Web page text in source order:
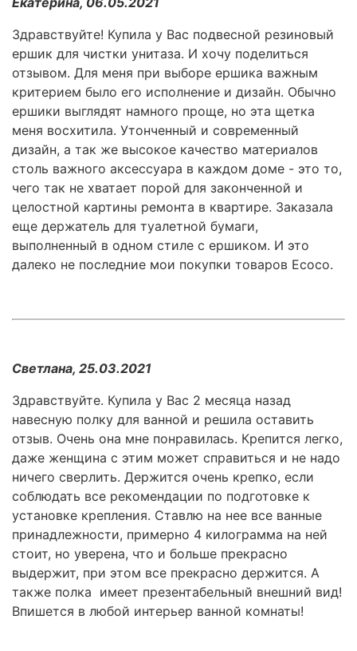
Здравствуйте! Купила у Вас подвесной резиновый
ершик для чистки унитаза. И хочу поделиться
отзывом. Для меня при выборе ершика важным
критерием было его исполнение и дизайн. Обычно
ершики выглядят намного проще, но эта щетка
меня восхитила. Утонченный и современный
дизайн, а так же высокое качество материалов
столь важного аксессуара в каждом доме - это то,
чего так не хватает порой для законченной и
целостной картины ремонта в квартире. Заказала
еще держатель для туалетной бумаги,
выполненный в одном стиле с ершиком. И это
далеко не последние мои покупки товаров Ecoco.
Светлана, 25.03.2021
Здравствуйте. Купила у Вас 2 месяца назад
навесную полку для ванной и решила оставить
отзыв. Очень она мне понравилась. Крепится легко,
даже женщина с этим может справиться и не надо
ничего сверлить. Держится очень крепко, если
соблюдать все рекомендации по подготовке к
установке крепления. Ставлю на нее все ванные
принадлежности, примерно 4 килограмма на ней
стоит, но уверена, что и больше прекрасно
выдержит, при этом все прекрасно держится. А
также полка имеет презентабельный внешний вид!
Впишется в любой интерьер ванной комнаты!